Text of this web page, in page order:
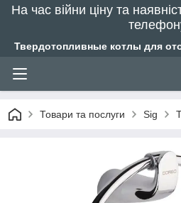
На час війни ціну та
Твердотопливные котлы для
Товари та послуги Sig